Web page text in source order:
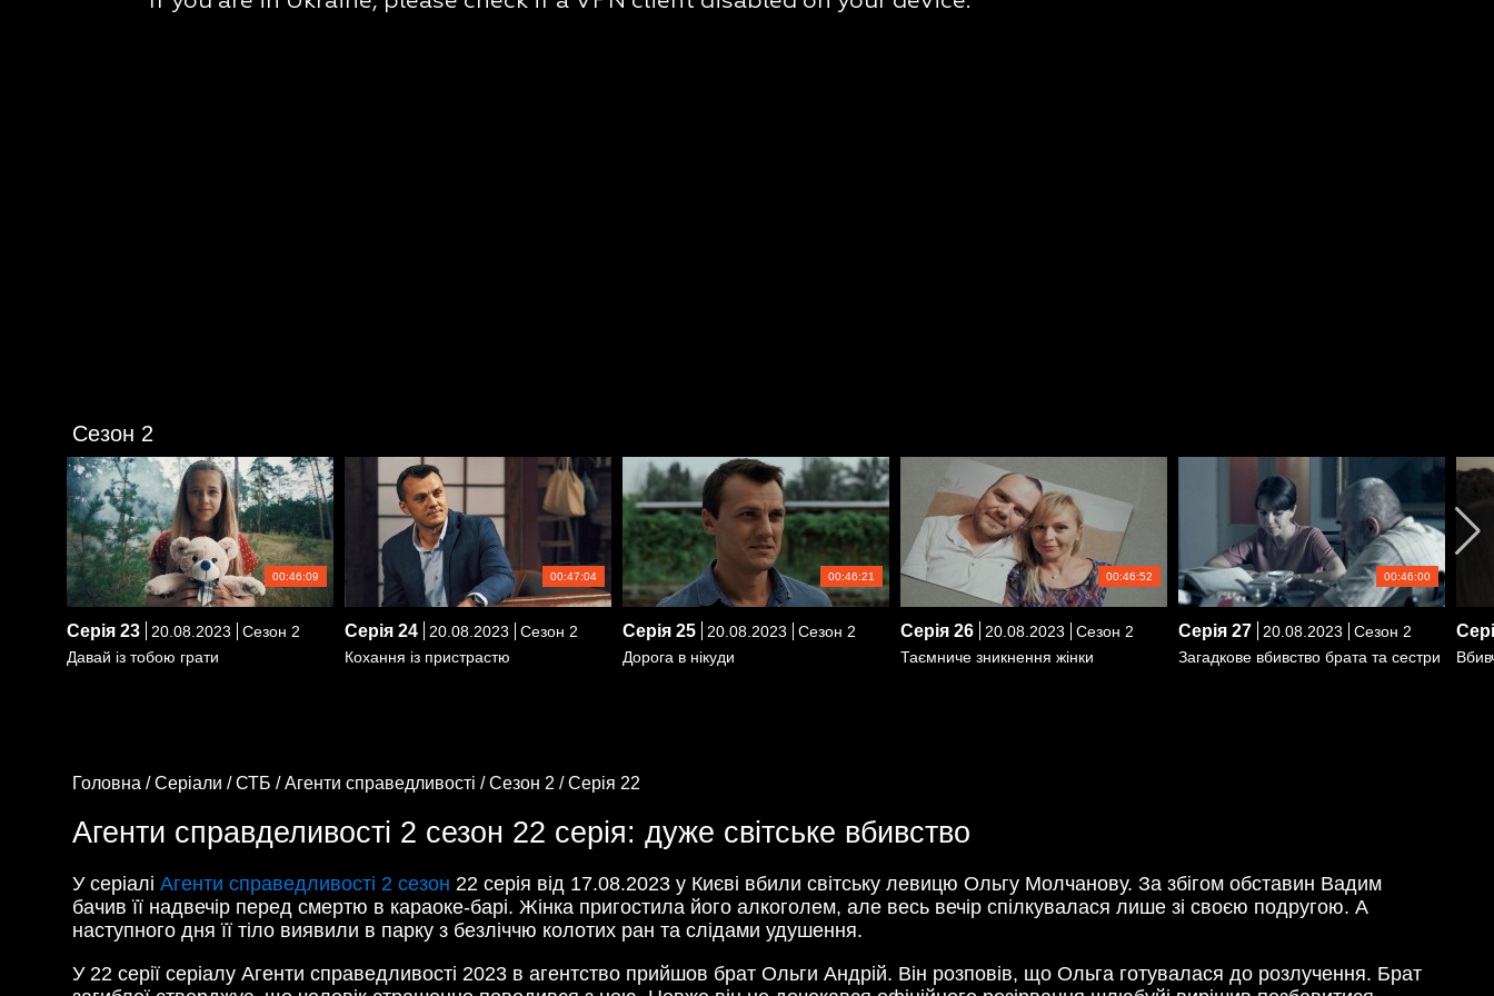
Сезон 2
00:46:09
Серія 23 20.08.2023
Сезон 2
Давай із тобою грати
00:47:04
Серія 24 20.08.2023
Сезон 2
Кохання із пристрастю
00:46:21
Серія 25 20.08.2023
Сезон 2
Дорога в нікуди
00:46:52
Серія 26 20.08.2023
Сезон 2
Таємниче зникнення жінки
00:46:00
Серія 27 20.08.2023
Сезон 2
Загадкове вбивство брата та сестри
Головна /Серіали /СТБ /Агенти справедливості /Сезон 2 /Серія 22
Агенти справделивості 2 сезон 22 серія: дуже світське вбивство
У серіалі Агенти справедливості 2 сезон 22 серія від 17.08.2023 у Києві вбили світську левицю Ольгу Молчанову. За збігом обставин Вадим
бачив її надвечір перед смертю в караоке-барі. Жінка пригостила його алкоголем, але весь вечір спілкувалася лише зі своєю подругою. А
наступного дня її тіло виявили в парку з безліччю колотих ран та слідами удушення.
У 22 серії серіалу Агенти справедливості 2023 в агентство прийшов брат Ольги Андрій. Він розповів, що Ольга готувалася до розлучення. Брат